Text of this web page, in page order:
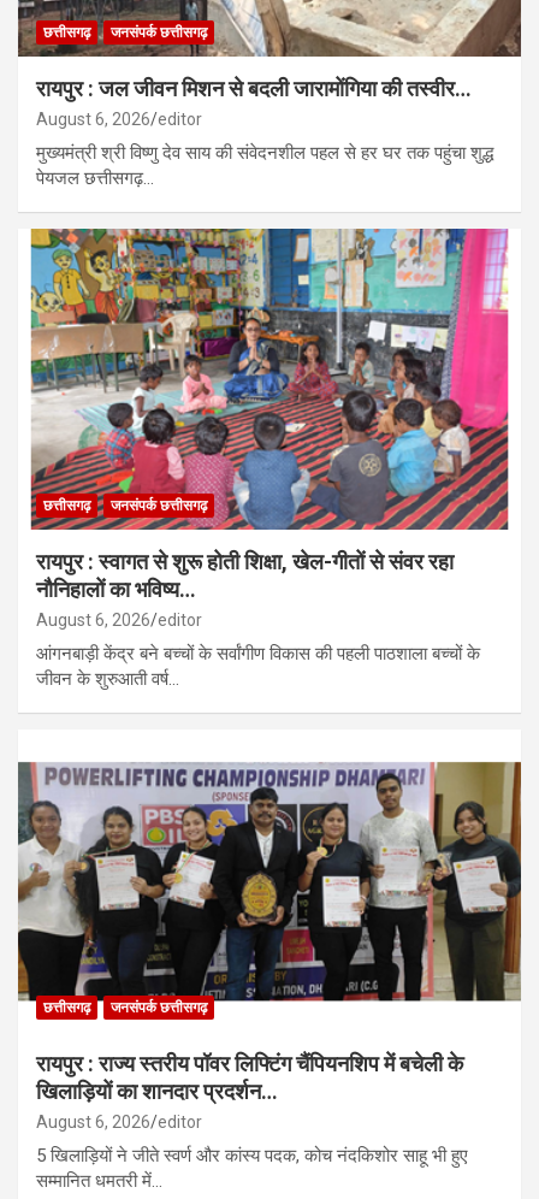
छत्तीसगढ़ जनसंपर्क छत्तीसगढ़
रायपुर : जल जीवन मिशन से बदली जारामोंगिया की तस्वीर…
August 6, 2026 editor
मुख्यमंत्री श्री विष्णु देव साय की संवेदनशील पहल से हर घर तक पहुंचा शुद्ध
पेयजल छत्तीसगढ़…
छत्तीसगढ़ जनसंपर्क छत्तीसगढ़
रायपुर : स्वागत से शुरू होती शिक्षा, खेल-गीतों से संवर रहा
नौनिहालों का भविष्य…
August 6, 2026 editor
आंगनबाड़ी केंद्र बने बच्चों के सर्वांगीण विकास की पहली पाठशाला बच्चों के
जीवन के शुरुआती वर्ष…
छत्तीसगढ़ जनसंपर्क छत्तीसगढ़
रायपुर : राज्य स्तरीय पॉवर लिफ्टिंग चैंपियनशिप में बचेली के
खिलाड़ियों का शानदार प्रदर्शन…
August 6, 2026 editor
5 खिलाड़ियों ने जीते स्वर्ण और कांस्य पदक, कोच नंदकिशोर साहू भी हुए
सम्मानित धमतरी में…